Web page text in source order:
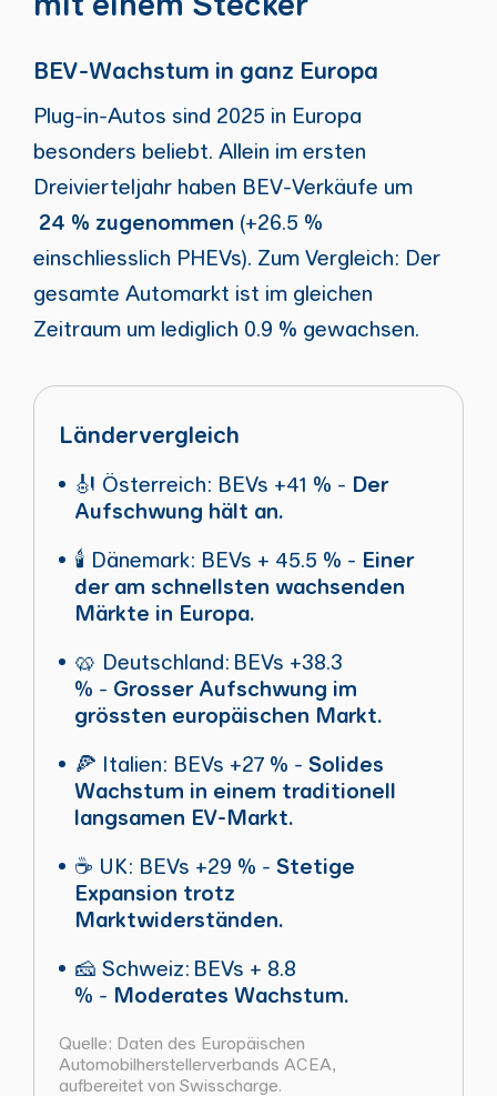
BEV-Wachstum in ganz Europa
Plug-in-Autos sind 2025 in Europa
besonders beliebt. Allein im ersten
Dreivierteljahr haben BEV-Verkäufe um
24 % zugenommen (+26.5 %
einschliesslich PHEVs). Zum Vergleich: Der
gesamte Automarkt ist im gleichen
Zeitraum um lediglich 0.9 % gewachsen.
Ländervergleich
🎻 Österreich: BEVs +41 % - Der
Aufschwung hält an.
🕯️ Dänemark: BEVs + 45.5 % - Einer
der am schnellsten wachsenden
Märkte in Europa.
🥨 Deutschland: BEVs +38.3
% - Grosser Aufschwung im
grössten europäischen Markt.
🍕 Italien: BEVs +27 % - Solides
Wachstum in einem traditionell
langsamen EV-Markt.
☕ UK: BEVs +29 % - Stetige
Expansion trotz
Marktwiderständen.
🧀 Schweiz: BEVs + 8.8
% - Moderates Wachstum.
Quelle: Daten des Europäischen
Automobilherstellerverbands ACEA,
aufbereitet von Swisscharge.